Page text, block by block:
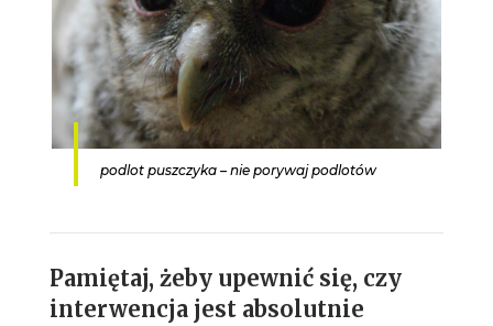
podlot puszczyka – nie porywaj podlotów
Pamiętaj, żeby upewnić się, czy
interwencja jest absolutnie